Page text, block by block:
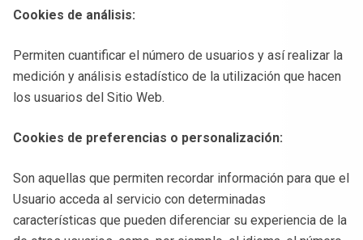
Cookies de análisis:
Permiten cuantificar el número de usuarios y así realizar la
medición y análisis estadístico de la utilización que hacen
los usuarios del Sitio Web.
Cookies de preferencias o personalización:
Son aquellas que permiten recordar información para que el
Usuario acceda al servicio con determinadas
características que pueden diferenciar su experiencia de la